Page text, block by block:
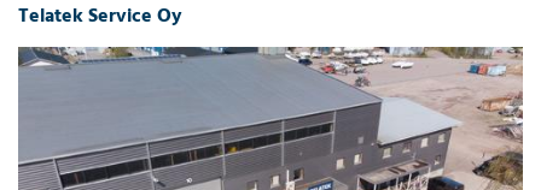
Telatek Service Oy